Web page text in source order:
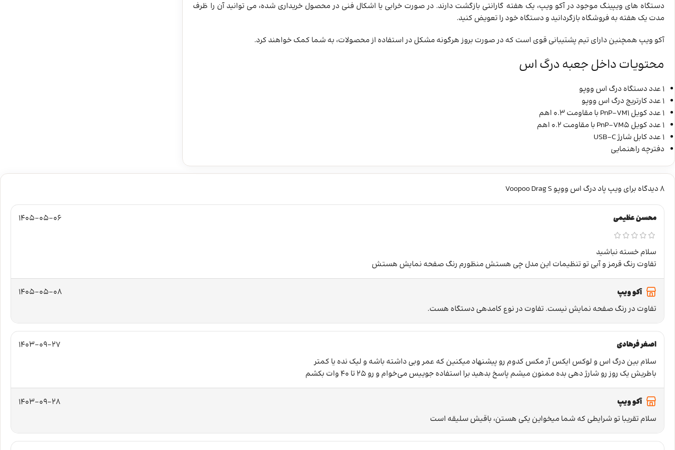
دستگاه های ویپینگ موجود در آکو ویپ، یک هفته گارانتی بازگشت دارند. در صورت خرابی یا اشکال فنی در محصول خریداری شده، می توانید آن را ظرف
مدت یک هفته به فروشگاه بازگردانید و دستگاه خود را تعویض کنید.
آکو ویپ همچنین دارای تیم پشتیبانی قوی است که در صورت بروز هرگونه مشکل در استفاده از محصولات، به شما کمک خواهند کرد.
محتویات داخل جعبه درگ اس
1 عدد دستگاه درگ اس ووپو
1 عدد کارتریج درگ اس ووپو
1 عدد کویل PnP-VM1 با مقاومت 0.3 اهم
1 عدد کویل PnP-VM5 با مقاومت 0.2 اهم
1 عدد کابل شارژ USB-C
دفترچه راهنمایی
8 دیدگاه برای ویپ پاد درگ اس ووپو Voopoo Drag S
محسن عظیمی 1405-05-06
سلام خسته نباشید
تفاوت رنگ قرمز و آبی تو تنظیمات این مدل چی هستش منظورم رنگ صفحه نمایش هستش
آکو ویپ
1405-05-08
تفاوت در رنگ صفحه نمایش نیست. تفاوت در نوع کامدهی دستگاه هست.
اصغر فرهادی
1403-09-27
سلام بین درگ اس و لوکس ایکس آر مکس کدوم رو پیشنهاد میکنین که عمر وبی داشته باشه و لیک نده یا کمتر
باطریش یک روز رو شارژ دهی بده ممنون میشم پاسخ بدهید برا استفاده جوییس می‌خوام و رو 25 تا 40 وات بکشم
آکو ویپ
1403-09-28
سلام تقریبا تو شرایطی که شما میخواین یکی هستن، باقیش سلیقه است